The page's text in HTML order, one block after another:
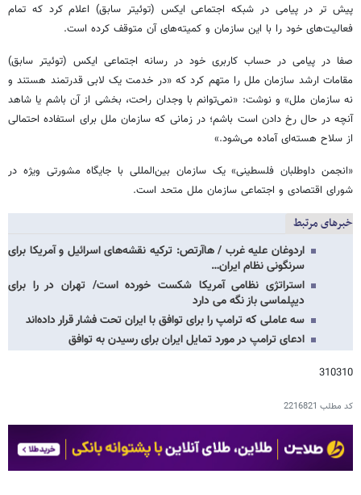
پیش تر در پیامی در شبکه اجتماعی ایکس (توئیتر سابق) اعلام کرد که تمام
فعالیت‌های خود را با این سازمان و کمیته‌های آن متوقف کرده است.
صفا در پیامی در حساب کاربری خود در رسانه اجتماعی ایکس (توئیتر سابق)
مقامات ارشد سازمان ملل را متهم کرد که «در خدمت یک لابی قدرتمند هستند و
نه سازمان ملل» و نوشت: «نمی‌توانم با وجدان راحت، بخشی از آن باشم یا شاهد
آنچه در حال رخ دادن است باشم؛ در زمانی که سازمان ملل برای استفاده احتمالی
از سلاح هسته‌ای آماده می‌شود.»
«انجمن داوطلبان فلسطینی» یک سازمان بین‌المللی با جایگاه مشورتی ویژه در
شورای اقتصادی و اجتماعی سازمان ملل متحد است.
خبرهای مرتبط
اردوغان علیه غرب / هاآرتص: ترکیه نقشه‌های اسرائیل و آمریکا برای
سرنگونی نظام ایران…
استراتژی نظامی آمریکا شکست خورده است/ تهران در را برای
دیپلماسی باز نگه می دارد
سه عاملی که ترامپ را برای توافق با ایران تحت فشار قرار داده‌اند
ادعای ترامپ در مورد تمایل ایران برای رسیدن به توافق
310310
کد مطلب 2216821